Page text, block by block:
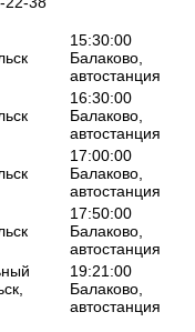
15:30:00
Балаково,
автостанция
16:30:00
Балаково,
автостанция
17:00:00
Балаково,
автостанция
17:50:00
Балаково,
автостанция
19:21:00
Балаково,
автостанция